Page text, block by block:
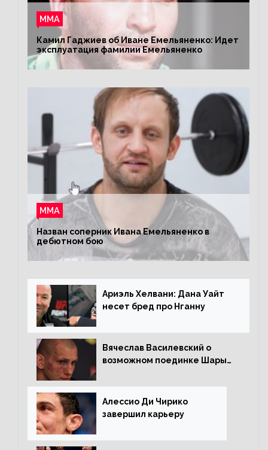
ММА
Камил Гаджиев об Иване Емельяненко: Идет
эксплуатация фамилии Емельяненко
ММА
Назван соперник Ивана Емельяненко в
дебютном бою
Ариэль Хелвани: Дана Уайт
несет бред про Нганну
Вячеслав Василевский о
возможном поединке Шары
Копыловым
Алессио Ди Чирико
завершил карьеру